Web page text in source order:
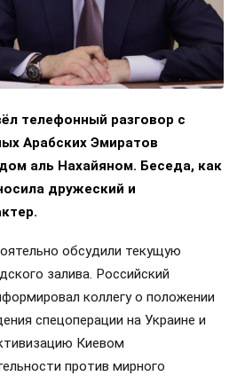
телефонный разговор с
Арабских Эмиратов
аль Нахайяном. Беседа, как
дружеский и
обсудили текущую
залива. Российский
коллегу о положении
спецоперации на Украине и
Киевом
против мирного